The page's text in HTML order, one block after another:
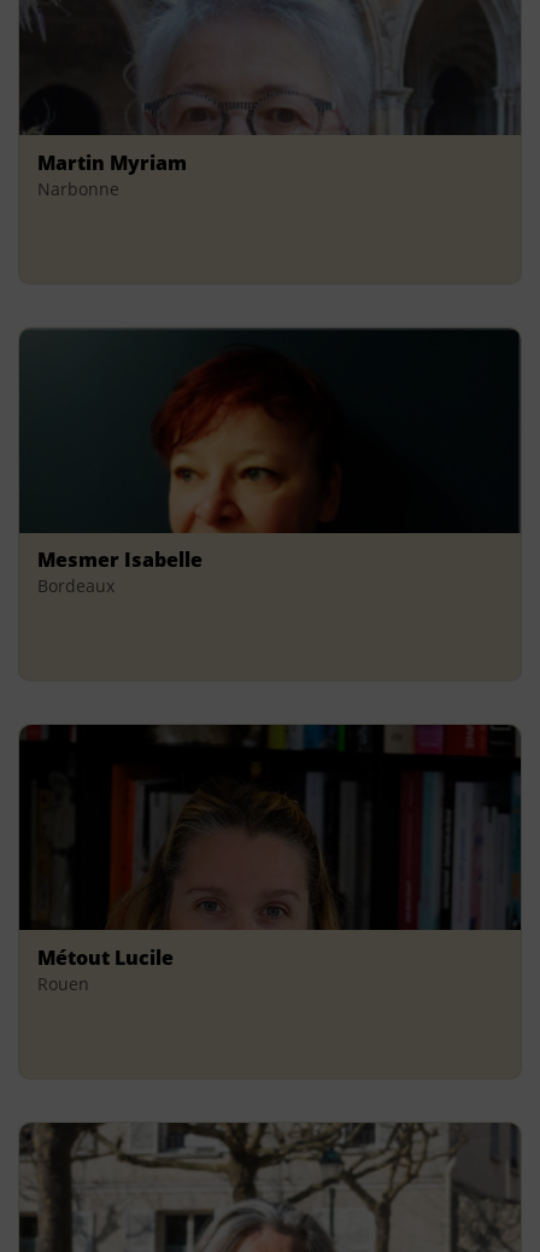
Martin Myriam
Narbonne
Mesmer Isabelle
Bordeaux
Métout Lucile
Rouen